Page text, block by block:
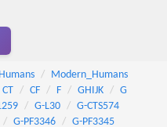
Modern_Humans
CT CF F GHIJK
G
G-L30
G-CTS574
G-PF3346
G-PF3345